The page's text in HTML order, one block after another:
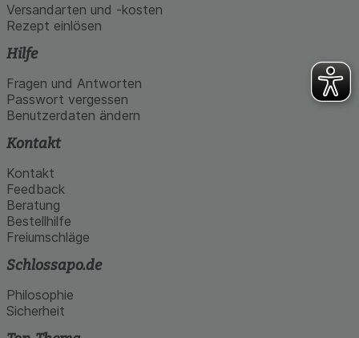
Versandarten und -kosten
Rezept einlösen
Hilfe
Fragen und Antworten
Passwort vergessen
Benutzerdaten ändern
Kontakt
Kontakt
Feedback
Beratung
Bestellhilfe
Freiumschläge
Schlossapo.de
Philosophie
Sicherheit